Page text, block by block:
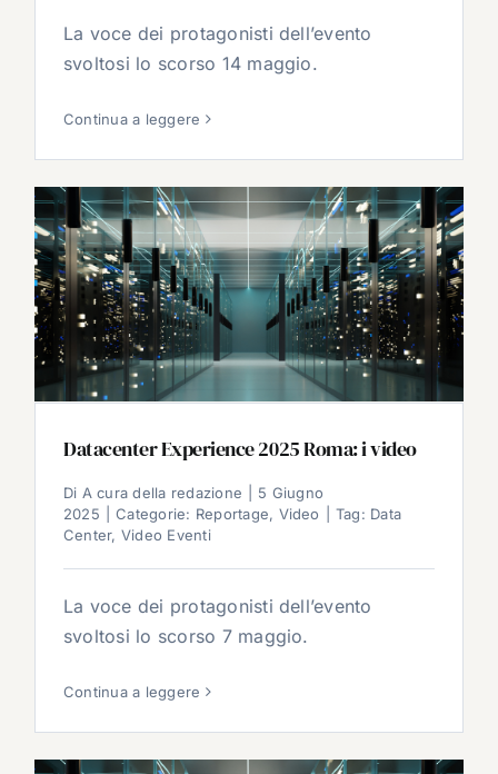
La voce dei protagonisti dell’evento
svoltosi lo scorso 14 maggio.
Continua a leggere
Datacenter Experience 2025 Roma: i video
Di A cura della redazione
5 Giugno
2025
Categorie: Reportage, Video Tag: Data
Center, Video Eventi
La voce dei protagonisti dell’evento
svoltosi lo scorso 7 maggio.
Continua a leggere